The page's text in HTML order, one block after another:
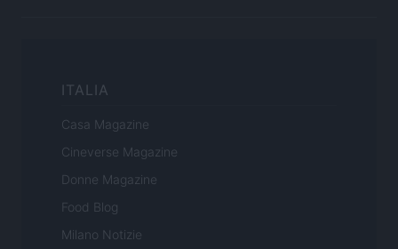
ITALIA
Casa Magazine
Cineverse Magazine
Donne Magazine
Food Blog
Milano Notizie